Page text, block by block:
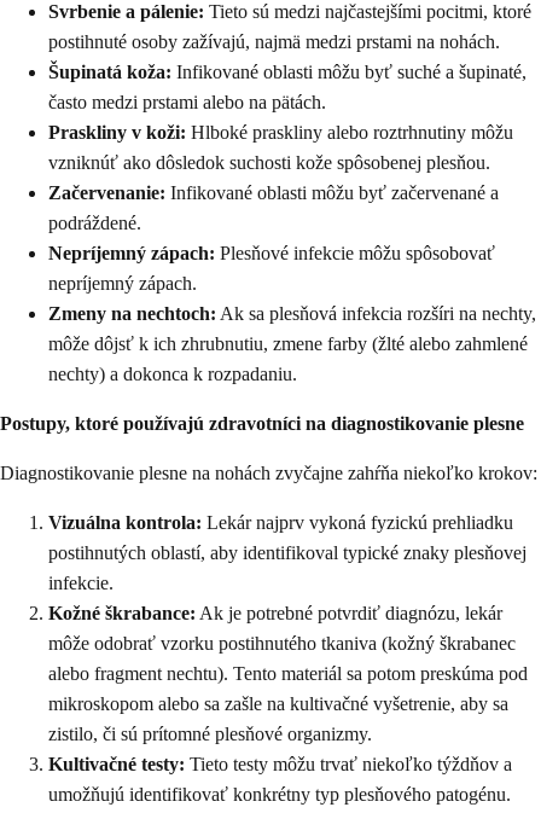
Svrbenie a pálenie: Tieto sú medzi najčastejšími pocitmi, ktoré
postihnuté osoby zažívajú, najmä medzi prstami na nohách.
Šupinatá koža: Infikované oblasti môžu byť suché a šupinaté,
často medzi prstami alebo na pätách.
Praskliny v koži: Hlboké praskliny alebo roztrhnutiny môžu
vzniknúť ako dôsledok suchosti kože spôsobenej plesňou.
Začervenanie: Infikované oblasti môžu byť začervenané a
podráždené.
Nepríjemný zápach: Plesňové infekcie môžu spôsobovať
nepríjemný zápach.
Zmeny na nechtoch: Ak sa plesňová infekcia rozšíri na nechty,
môže dôjsť k ich zhrubnutiu, zmene farby (žlté alebo zahmlené
nechty) a dokonca k rozpadaniu.
Postupy, ktoré používajú zdravotníci na diagnostikovanie plesne
Diagnostikovanie plesne na nohách zvyčajne zahŕňa niekoľko krokov:
Vizuálna kontrola: Lekár najprv vykoná fyzickú prehliadku
postihnutých oblastí, aby identifikoval typické znaky plesňovej
infekcie.
Kožné škrabance: Ak je potrebné potvrdiť diagnózu, lekár
môže odobrať vzorku postihnutého tkaniva (kožný škrabanec
alebo fragment nechtu). Tento materiál sa potom preskúma pod
mikroskopom alebo sa zašle na kultivačné vyšetrenie, aby sa
zistilo, či sú prítomné plesňové organizmy.
Kultivačné testy: Tieto testy môžu trvať niekoľko týždňov a
umožňujú identifikovať konkrétny typ plesňového patogénu.